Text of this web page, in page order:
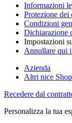
Informazioni
Protezione dei
Condizioni
Dichiarazione
Impostazioni
Annullare qui
Azienda
Altri nice
Recedere dal
Personalizza la tua